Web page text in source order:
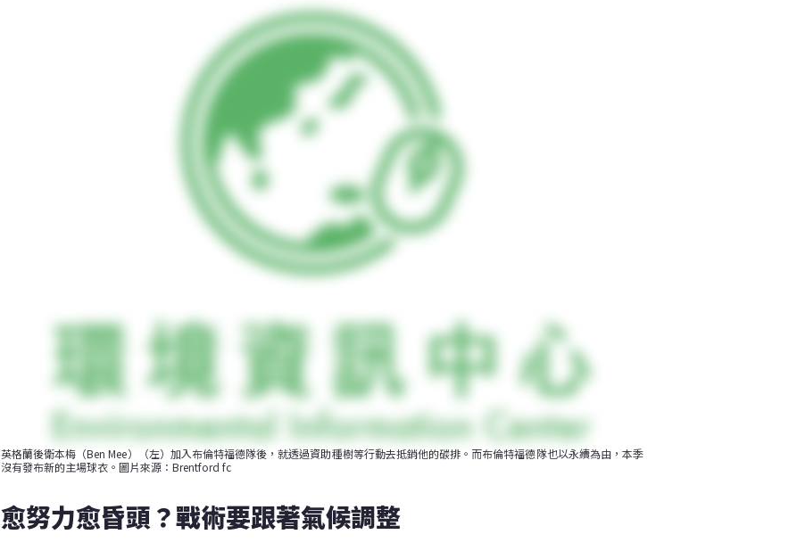
英格蘭後衛本梅（Ben Mee）（左）加入布倫特福德隊後，就透過資助種樹等行動去抵銷他的碳排。而布倫特福德隊也以永續為由，本季
沒有發布新的主場球衣。圖片來源：Brentford fc
愈努力愈昏頭？戰術要跟著氣候調整